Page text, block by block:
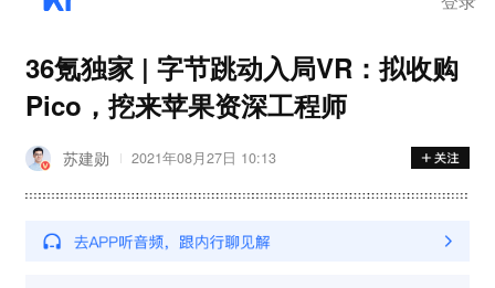
36氪独家 | 字节跳动入局VR：拟收购
Pico，挖来苹果资深工程师
苏建勋 2021年08月27日 10:13